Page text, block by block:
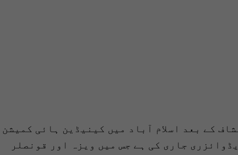
کے بعد اسلام آباد میں کینیڈین ہائی کمیشن
جاری کی ہے جس میں ویزہ اور قونصلر